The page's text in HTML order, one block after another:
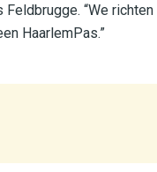
“We
HaarlemPas.”